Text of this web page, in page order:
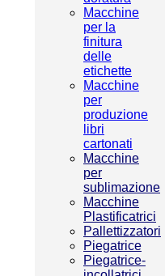
Macchine
per la
finitura
delle
etichette
Macchine
per
produzione
libri
cartonati
Macchine
per
sublimazione
Macchine
Plastificatrici
Pallettizzatori
Piegatrice
Piegatrice-